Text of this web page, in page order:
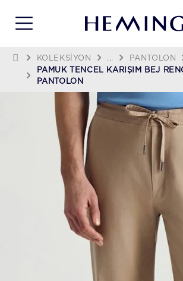
KOLEKSIYON ... PANTOLON
PAMUK TENCEL KARIŞIM BEJ
PANTOLON